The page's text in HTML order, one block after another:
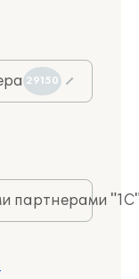
29150
партнерами